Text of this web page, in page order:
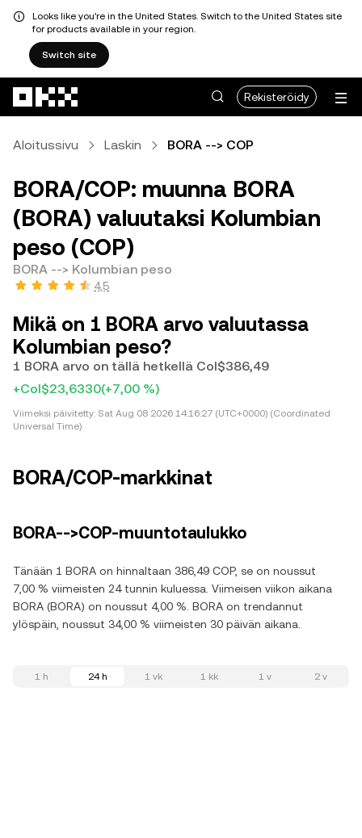
Looks like you're in the United States. Switch to the United States site
for products available in your region.
Switch site
Rekisteröidy
Aloitussivu Laskin BORA --> COP
BORA/COP: muunna BORA
(BORA) valuutaksi Kolumbian
peso (COP)
BORA --> Kolumbian peso
4,5
Mikä on 1 BORA arvo valuutassa
Kolumbian peso?
1 BORA arvo on tällä hetkellä Col$386,49
+Col$23,6330(+7,00 %)
Viimeksi päivitetty: Sat Aug 08 2026 14:16:27 (UTC+0000) (Coordinated
Universal Time)
BORA/COP-markkinat
BORA-->COP-muuntotaulukko
Tänään 1 BORA on hinnaltaan 386,49 COP, se on noussut
7,00 % viimeisten 24 tunnin kuluessa. Viimeisen viikon aikana
BORA (BORA) on noussut 4,00 %. BORA on trendannut
ylöspäin, noussut 34,00 % viimeisten 30 päivän aikana.
1 h 24 h 1 vk 1 kk 1 v 2 v